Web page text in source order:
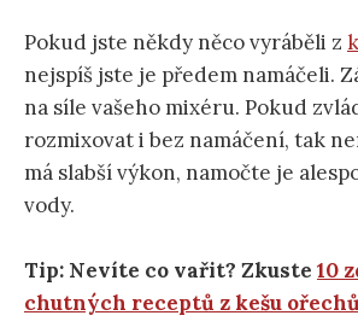
Pokud jste někdy něco vyráběli z
nejspíš jste je předem namáčeli.
na síle vašeho mixéru. Pokud
rozmixovat i bez namáčení, tak
má slabší výkon, namočte je
vody.
Tip: Nevíte co vařit? Zkuste 10
chutných receptů z kešu ořechů